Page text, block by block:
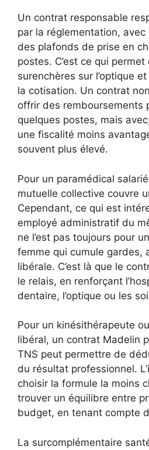
Un contrat responsable
par la réglementation,
des plafonds de prise en
postes. C’est ce qui permet
surenchères sur l’optique
la cotisation. Un contrat
offrir des remboursements
quelques postes, mais
une fiscalité moins
souvent plus élevé.
Pour un paramédical
mutuelle collective couvre
Cependant, ce qui est
employé administratif du
ne l’est pas toujours pour
femme qui cumule gardes,
libérale. C’est là que le
le relais, en renforçant
dentaire, l’optique ou les
Pour un kinésithérapeute
libéral, un contrat Madelin
TNS peut permettre de
du résultat professionnel.
choisir la formule la moins
trouver un équilibre entre
budget, en tenant compte
La surcomplémentaire